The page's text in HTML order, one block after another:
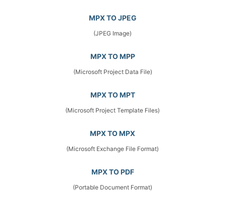
MPX TO JPEG
(JPEG Image)
MPX TO MPP
(Microsoft Project Data File)
MPX TO MPT
(Microsoft Project Template Files)
MPX TO MPX
(Microsoft Exchange File Format)
MPX TO PDF
(Portable Document Format)